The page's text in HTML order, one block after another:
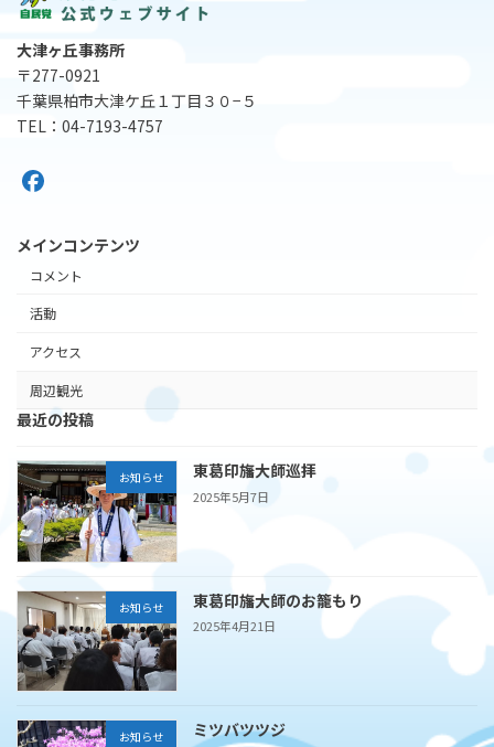
大津ヶ丘事務所
〒277-0921
千葉県柏市大津ケ丘１丁目３０−５
TEL：04-7193-4757
メインコンテンツ
コメント
活動
アクセス
周辺観光
最近の投稿
お知らせ 東葛印旛大師巡拝
2025年5月7日
お知らせ 東葛印旛大師のお籠もり
2025年4月21日
お知らせ ミツバツツジ